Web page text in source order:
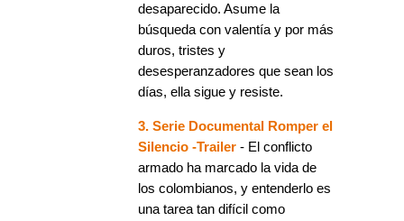
desaparecido. Asume la
búsqueda con valentía y por más
duros, tristes y
desesperanzadores que sean los
días, ella sigue y resiste.
3. Serie Documental Romper el
Silencio -Trailer - El conflicto
armado ha marcado la vida de
los colombianos, y entenderlo es
una tarea tan difícil como